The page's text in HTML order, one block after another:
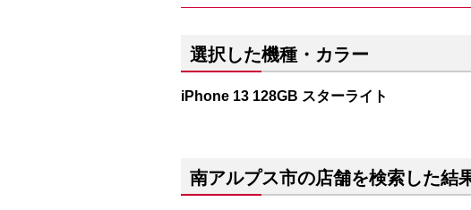
選択した機種・カラー
iPhone 13 128GB スターライト
南アルプス市の店舗を検索した結